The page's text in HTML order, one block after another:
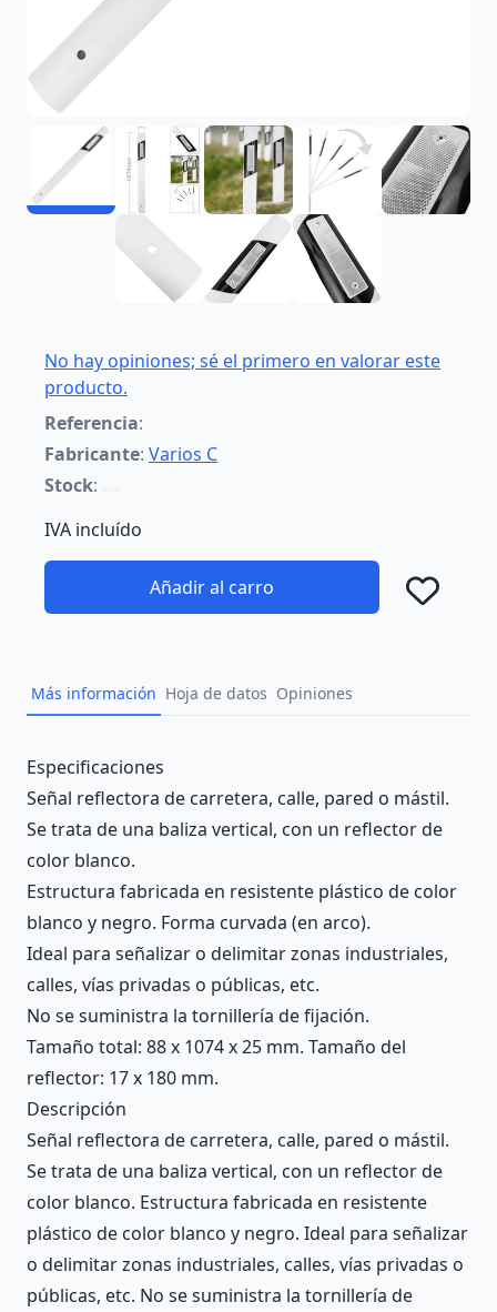
No hay opiniones; sé el primero en valorar este
producto.
Referencia:
Fabricante: Varios C
Stock:
IVA incluído
Añadir al carro
Más información Hoja de datos Opiniones
Description
Especificaciones
Señal reflectora de carretera, calle, pared o mástil.
Se trata de una baliza vertical, con un reflector de
color blanco.
Estructura fabricada en resistente plástico de color
blanco y negro. Forma curvada (en arco).
Ideal para señalizar o delimitar zonas industriales,
calles, vías privadas o públicas, etc.
No se suministra la tornillería de fijación.
Tamaño total: 88 x 1074 x 25 mm. Tamaño del
reflector: 17 x 180 mm.
Descripción
Señal reflectora de carretera, calle, pared o mástil.
Se trata de una baliza vertical, con un reflector de
color blanco. Estructura fabricada en resistente
plástico de color blanco y negro. Ideal para señalizar
o delimitar zonas industriales, calles, vías privadas o
públicas, etc. No se suministra la tornillería de